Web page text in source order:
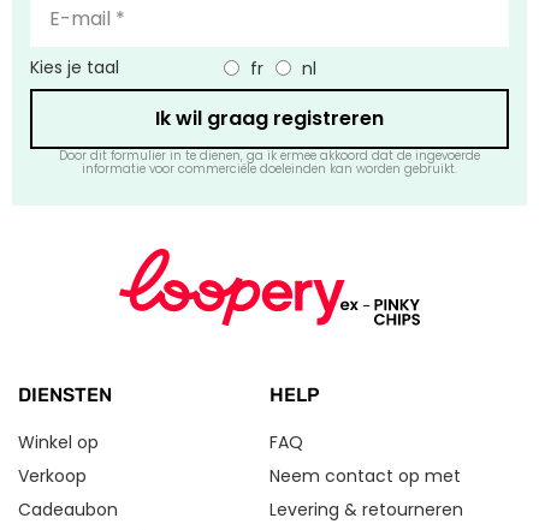
Kies je taal fr nl
Ik wil graag registreren
Door dit formulier in te dienen, ga ik ermee akkoord dat de ingevoerde
informatie voor commerciële doeleinden kan worden gebruikt.
DIENSTEN
Winkel op
Verkoop
Cadeaubon
HELP
FAQ
Neem contact op met
Levering & retourneren